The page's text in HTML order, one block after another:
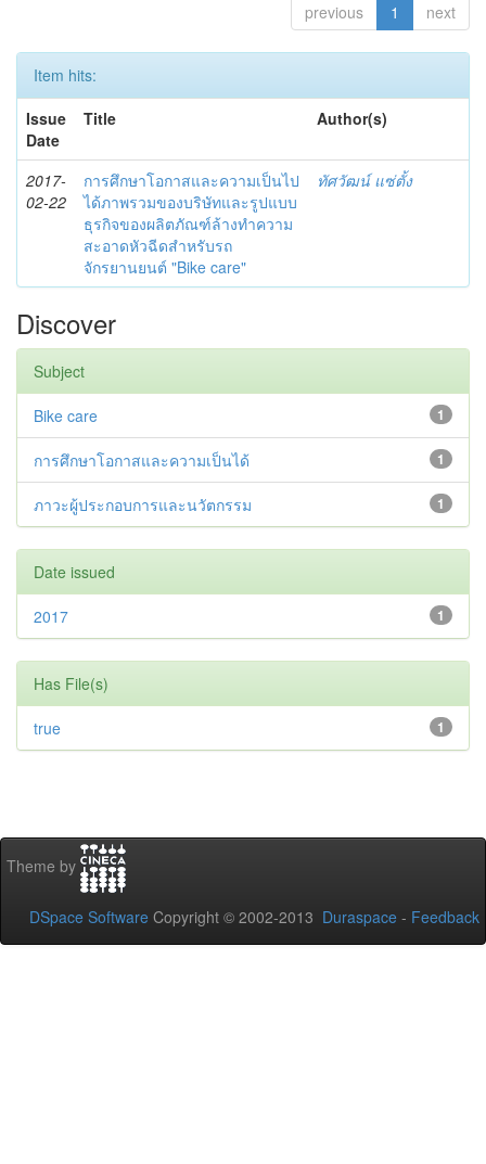
previous 1 next
Item hits:
Issue
Date
Title Author(s)
2017-
02-22
การศึกษาโอกาสและความเป็นไป
ได้ภาพรวมของบริษัทและรูปแบบ
ธุรกิจของผลิตภัณฑ์ล้างทำความ
สะอาดหัวฉีดสำหรับรถ
จักรยานยนต์ "Bike care"
ทัศวัฒน์ แซ่ตั้ง
Discover
Subject
1
Bike care
1
การศึกษาโอกาสและความเป็นได้
1
ภาวะผู้ประกอบการและนวัตกรรม
Date issued
1
2017
Has File(s)
1
true
Theme by
DSpace Software Copyright © 2002-2013 Duraspace - Feedback